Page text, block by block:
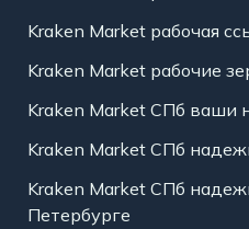
Kraken Market рабочая
Kraken Market рабочие
Kraken Market СПб ваши
Kraken Market СПб
Kraken Market СПб
Петербурге